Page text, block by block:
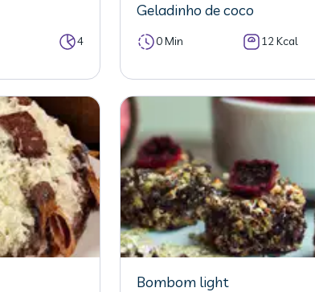
4
Geladinho de coco
0 Min 12 Kcal
Bombom light